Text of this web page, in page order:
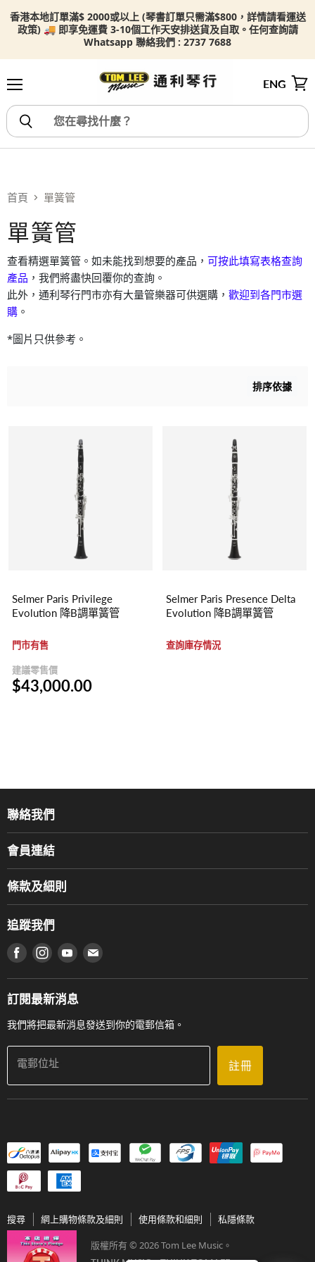
香港本地訂單滿$ 2000或以上 (琴書訂單只需滿$800，詳情請看運送
政策) 🚚 即享免運費 3-10個工作天安排送貨及自取。任何查詢請
Whatsapp 聯絡我們 : 2737 7688
ENG
首頁 單簧管
單簧管
查看精選單簧管。如未能找到想要的產品， 可按此填寫表格查詢
產品 ，我們將盡快回覆你的查詢。
此外，通利琴行門市亦有大量管樂器可供選購， 歡迎到各門市選
購 。
*圖片只供參考。
排序依據
Selmer Paris Privilege
Evolution 降B調單簧管
門市有售
建議零售價
$43,000.00
Selmer Paris Presence Delta
Evolution 降B調單簧管
查詢庫存情況
聯絡我們
產品品牌
服務部
通利工程
登記保養
產品序號查詢
工作機會
聯絡我們
會員連結
香港鋼琴/電子琴導師協會
香港管弦樂導師協會
條款及細則
使用條款及細則
私隱條款
門市購買產品及服務
追蹤我們
在 Facebook 上找到我們
在 Instagram 上找到我們
在 Youtube 上找到我們
在 電子郵件 上找到我們
訂閱最新消息
我們將把最新消息發送到你的電郵信箱。
電郵位址 註冊
搜尋 網上購物條款及細則 使用條款和細則 私隱條款
版權所有 © 2026 Tom Lee Music。